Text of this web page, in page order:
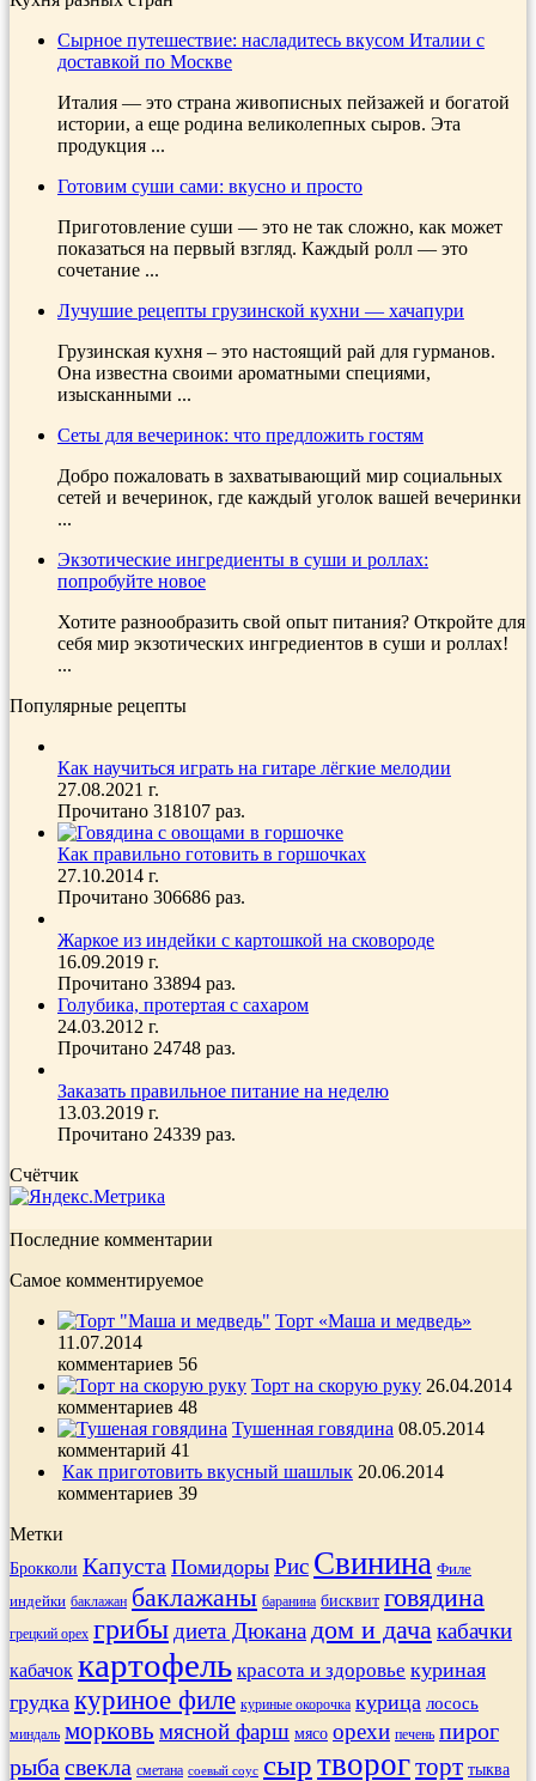
Сырное путешествие: насладитесь вкусом Италии с
доставкой по Москве
Италия — это страна живописных пейзажей и богатой
истории, а еще родина великолепных сыров. Эта
продукция ...
Готовим суши сами: вкусно и просто
Приготовление суши — это не так сложно, как может
показаться на первый взгляд. Каждый ролл — это
сочетание ...
Лучушие рецепты грузинской кухни — хачапури
Грузинская кухня – это настоящий рай для гурманов.
Она известна своими ароматными специями,
изысканными ...
Сеты для вечеринок: что предложить гостям
Добро пожаловать в захватывающий мир социальных
сетей и вечеринок, где каждый уголок вашей вечеринки
...
Экзотические ингредиенты в суши и роллах:
попробуйте новое
Хотите разнообразить свой опыт питания? Откройте для
себя мир экзотических ингредиентов в суши и роллах!
...
Популярные рецепты
Как научиться играть на гитаре лёгкие мелодии
27.08.2021 г.
Прочитано 318107 раз.
Как правильно готовить в горшочках
27.10.2014 г.
Прочитано 306686 раз.
Жаркое из индейки с картошкой на сковороде
16.09.2019 г.
Прочитано 33894 раз.
Голубика, протертая с сахаром
24.03.2012 г.
Прочитано 24748 раз.
Заказать правильное питание на неделю
13.03.2019 г.
Прочитано 24339 раз.
Счётчик
Последние комментарии
Самое комментируемое
Торт «Маша и медведь»
11.07.2014
комментариев 56
Торт на скорую руку 26.04.2014
комментариев 48
Тушенная говядина 08.05.2014
комментарий 41
Как приготовить вкусный шашлык 20.06.2014
комментариев 39
Метки
Брокколи Капуста Помидоры Рис Свинина Филе
индейки баклажан баклажаны баранина бисквит говядина
грецкий орех грибы диета Дюкана дом и дача кабачки
кабачок картофель красота и здоровье куриная
грудка куриное филе куриные окорочка курица лосось
миндаль морковь мясной фарш мясо орехи печень пирог
рыба свекла сметана соевый соус сыртворогторт тыква